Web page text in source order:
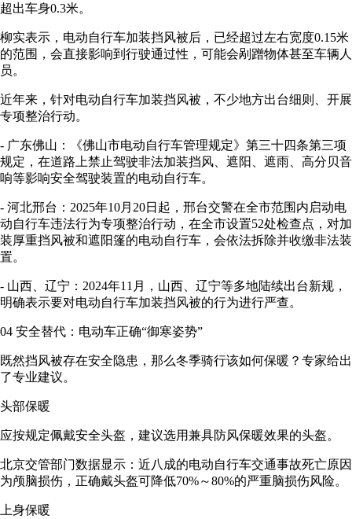
超出车身0.3米。
柳实表示，电动自行车加装挡风被后，已经超过左右宽度0.15米
的范围，会直接影响到行驶通过性，可能会剐蹭物体甚至车辆人
员。
近年来，针对电动自行车加装挡风被，不少地方出台细则、开展
专项整治行动。
- 广东佛山：《佛山市电动自行车管理规定》第三十四条第三项
规定，在道路上禁止驾驶非法加装挡风、遮阳、遮雨、高分贝音
响等影响安全驾驶装置的电动自行车。
- 河北邢台：2025年10月20日起，邢台交警在全市范围内启动电
动自行车违法行为专项整治行动，在全市设置52处检查点，对加
装厚重挡风被和遮阳篷的电动自行车，会依法拆除并收缴非法装
置。
- 山西、辽宁：2024年11月，山西、辽宁等多地陆续出台新规，
明确表示要对电动自行车加装挡风被的行为进行严查。
04 安全替代：电动车正确“御寒姿势”
既然挡风被存在安全隐患，那么冬季骑行该如何保暖？专家给出
了专业建议。
头部保暖
应按规定佩戴安全头盔，建议选用兼具防风保暖效果的头盔。
北京交管部门数据显示：近八成的电动自行车交通事故死亡原因
为颅脑损伤，正确戴头盔可降低70%～80%的严重脑损伤风险。
上身保暖